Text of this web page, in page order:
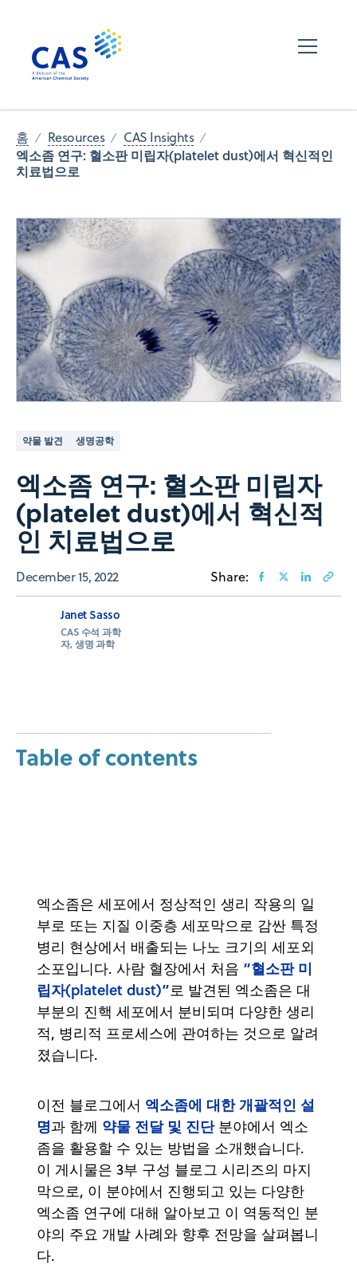
홈 Resources CAS Insights
엑소좀 연구: 혈소판 미립자(platelet dust)에서 혁신적인
치료법으로
약물 발견 생명공학
엑소좀 연구: 혈소판 미립자
(platelet dust)에서 혁신적
인 치료법으로
December 15, 2022 Share:
Janet Sasso
CAS 수석 과학
자, 생명 과학
Table of contents
엑소좀은 세포에서 정상적인 생리 작용의 일
부로 또는 지질 이중층 세포막으로 감싼 특정
병리 현상에서 배출되는 나노 크기의 세포외
소포입니다. 사람 혈장에서 처음 “혈소판 미
립자(platelet dust)”로 발견된 엑소좀은 대
부분의 진핵 세포에서 분비되며 다양한 생리
적, 병리적 프로세스에 관여하는 것으로 알려
졌습니다.
이전 블로그에서 엑소좀에 대한 개괄적인 설
명과 함께 약물 전달 및 진단분야에서 엑소
좀을 활용할 수 있는 방법을 소개했습니다.
이 게시물은 3부 구성 블로그 시리즈의 마지
막으로, 이 분야에서 진행되고 있는 다양한
엑소좀 연구에 대해 알아보고 이 역동적인 분
야의 주요 개발 사례와 향후 전망을 살펴봅니
다.